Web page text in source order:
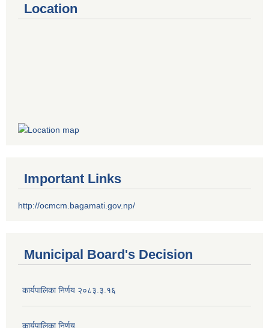
Location
Important Links
http://ocmcm.bagamati.gov.np/
Municipal Board's Decision
कार्यपालिका निर्णय २०८३.३.१६
कार्यपालिका निर्णय